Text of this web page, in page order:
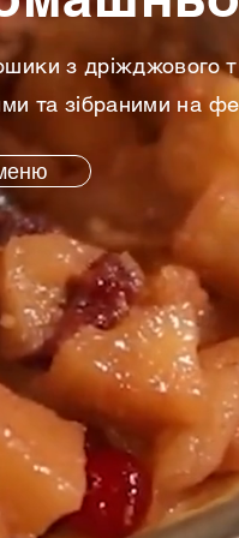
з дріжджового
та зібраними на